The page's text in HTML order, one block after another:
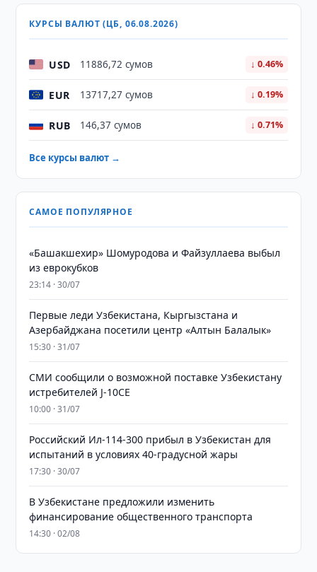
КУРСЫ ВАЛЮТ (ЦБ, 06.08.2026)
USD 11886,72 сумов ↓ 0.46%
EUR 13717,27 сумов ↓ 0.19%
RUB 146,37 сумов ↓ 0.71%
Все курсы валют →
САМОЕ ПОПУЛЯРНОЕ
«Башакшехир» Шомуродова и Файзуллаева выбыл
из еврокубков
23:14 · 30/07
Первые леди Узбекистана, Кыргызстана и
Азербайджана посетили центр «Алтын Балалык»
15:30 · 31/07
СМИ сообщили о возможной поставке Узбекистану
истребителей J-10CE
10:00 · 31/07
Российский Ил-114-300 прибыл в Узбекистан для
испытаний в условиях 40-градусной жары
17:30 · 30/07
В Узбекистане предложили изменить
финансирование общественного транспорта
14:30 · 02/08